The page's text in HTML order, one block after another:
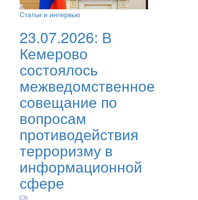
Статьи и интервью
23.07.2026: В
Кемерово
состоялось
межведомственное
совещание по
вопросам
противодействия
терроризму в
информационной
сфере